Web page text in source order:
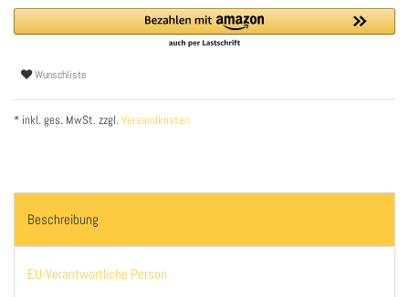
Wunschliste
* inkl. ges. MwSt. zzgl. Versandkosten
Beschreibung
EU-Verantwortliche Person